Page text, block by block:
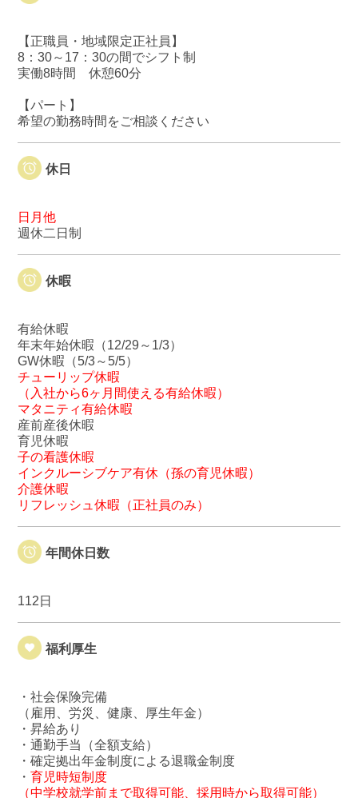
【正職員・地域限定正社員】
8：30～17：30の間でシフト制
実働8時間 休憩60分
【パート】
希望の勤務時間をご相談ください
休日
日月他
週休二日制
休暇
有給休暇
年末年始休暇（12/29～1/3）
GW休暇（5/3～5/5）
チューリップ休暇
（入社から6ヶ月間使える有給休暇）
マタニティ有給休暇
産前産後休暇
育児休暇
子の看護休暇
インクルーシブケア有休（孫の育児休暇）
介護休暇
リフレッシュ休暇（正社員のみ）
年間休日数
112日
福利厚生
・社会保険完備
（雇用、労災、健康、厚生年金）
・昇給あり
・通勤手当（全額支給）
・確定拠出年金制度による退職金制度
・ 育児時短制度
（中学校就学前まで取得可能、採用時から取得可能）